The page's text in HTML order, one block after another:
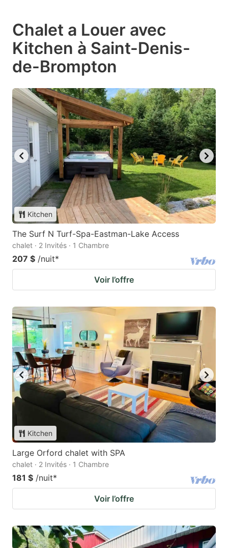
Chalet a Louer avec
Kitchen à Saint-Denis-
de-Brompton
Kitchen
The Surf N Turf-Spa-Eastman-Lake Access
chalet · 2 Invités · 1 Chambre
207 $ /nuit*
Voir l’offre
Kitchen
Large Orford chalet with SPA
chalet · 2 Invités · 1 Chambre
181 $ /nuit*
Voir l’offre